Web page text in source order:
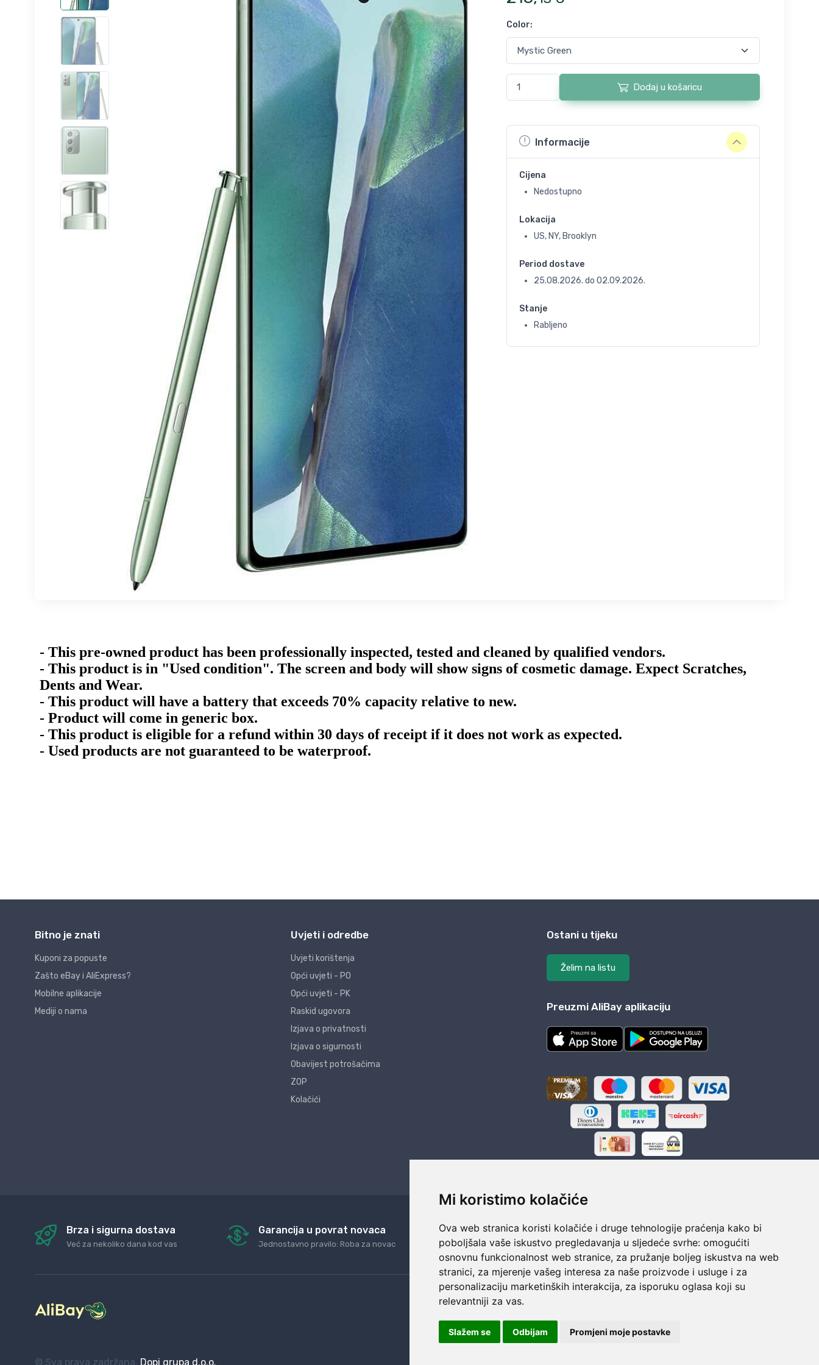
Mi koristimo kolačiće
Ova web stranica koristi kolačiće i druge tehnologije praćenja kako bi
poboljšala vaše iskustvo pregledavanja u sljedeće svrhe: omogućiti
osnovnu funkcionalnost web stranice, za pružanje boljeg iskustva na web
stranici, za mjerenje vašeg interesa za naše proizvode i usluge i za
personalizaciju marketinških interakcija, za isporuku oglasa koji su
relevantniji za vas.
Slažem se Odbijam Promjeni moje postavke
Color:
Dodaj u košaricu
Informacije
Cijena
Nedostupno
Lokacija
US, NY, Brooklyn
Period dostave
25.08.2026. do 02.09.2026.
Stanje
Rabljeno
Bitno je znati
Kuponi za popuste
Zašto eBay i AliExpress?
Mobilne aplikacije
Mediji o nama
Uvjeti i odredbe
Uvjeti korištenja
Opći uvjeti - PO
Opći uvjeti - PK
Raskid ugovora
Izjava o privatnosti
Izjava o sigurnosti
Obavijest potrošačima
ZOP
Kolačići
Ostani u tijeku
Želim na listu
Preuzmi AliBay aplikaciju
Brza i sigurna dostava
Već za nekoliko dana kod vas
Garancija u povrat novaca
Jednostavno pravilo: Roba za novac
24/7 odlična podrška
Naši agenti uvijek na raspolaganju
Sigurno obročno plaćanje
Do 24 rata bez kamata
© Sva prava zadržana. Dopi grupa d.o.o.